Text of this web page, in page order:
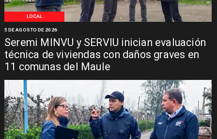
LOCAL
Seremi MINVU y SERVIU inician evaluación
técnica de viviendas con daños graves en
11 comunas del Maule
5 DE AGOSTO DE 2026